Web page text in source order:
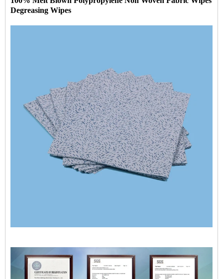
Degreasing Wipes